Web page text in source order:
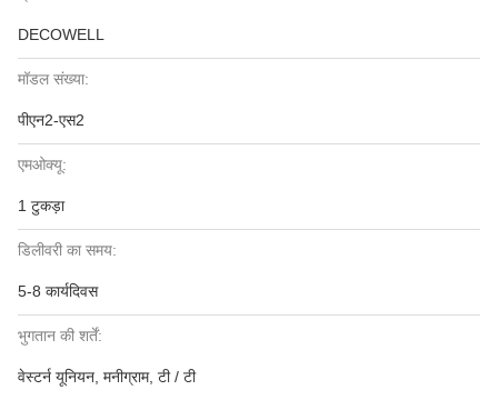
DECOWELL
मॉडल संख्या:
पीएन2-एस2
एमओक्यू:
1 टुकड़ा
डिलीवरी का समय:
5-8 कार्यदिवस
भुगतान की शर्तें:
वेस्टर्न यूनियन, मनीग्राम, टी / टी